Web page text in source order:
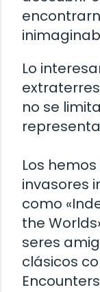
Lo
no se
Los
invasores
como
the
seres
clásicos